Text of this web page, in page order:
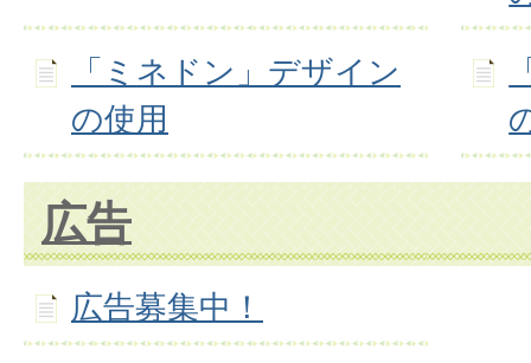
「ミネドン」デザイン
の使用
広告
広告募集中！